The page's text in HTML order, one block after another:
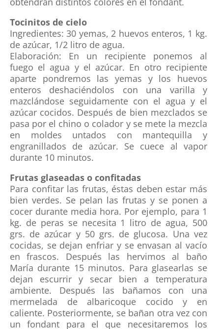
Tocinitos de cielo
Ingredientes: 30 yemas, 2 huevos enteros, 1 kg.
de azúcar, 1/2 litro de agua.
Elaboración: En un recipiente ponemos al
fuego el agua y el azúcar. En otro recipiente
aparte pondremos las yemas y los huevos
enteros deshaciéndolos con una varilla y
mazclándose seguidamente con el agua y el
azúcar cocidos. Después de bien mezclados se
pasa por el chino o colador y se mete la mezcla
en moldes untados con mantequilla y
engranillados de azúcar. Se cuece al vapor
durante 10 minutos.
Frutas glaseadas o confitadas
Para confitar las frutas, éstas deben estar más
bien verdes. Se pelan las frutas y se ponen a
cocer durante media hora. Por ejemplo, para 1
kg. de peras se necesita 1 litro de agua, 500
grs. de azúcar y 50 grs. de glucosa. Una vez
cocidas, se dejan enfriar y se envasan al vacío
en frascos. Después las hervimos al baño
María durante 15 minutos. Para glasearlas se
dejan escurrir y secar bien a temperatura
ambiente. Después las bañamos con una
mermelada de albaricoque cocido y en
caliente. Posteriormente, se bañan otra vez con
un fondant para el que necesitaremos los